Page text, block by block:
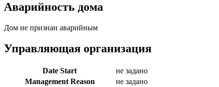
Аварийность дома
Дом не признан аварийным
Управляющая организация
Date Start
не задано
Management Reason
не задано